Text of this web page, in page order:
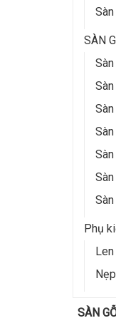
SÀN
Phụ
SÀN